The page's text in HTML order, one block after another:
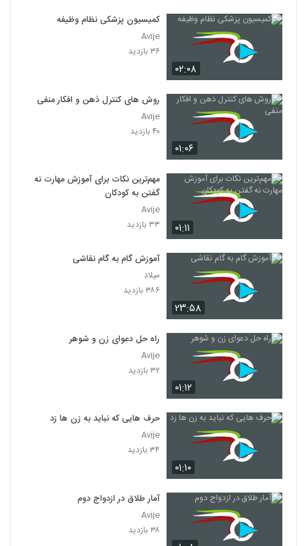
۰۲:۰۸
کمیسیون پزشکی نظام وظیفه
Avije
۳۶ بازدید
۰۱:۰۶
روش های کنترل ذهن و افکار منفی
Avije
۴۰ بازدید
۰۱:۱۱
مهم‌ترین نکات برای آموزش مهارت نه
گفتن به کودکان
Avije
۳۳ بازدید
۲۳:۵۸
آموزش گام به گام نقاشی
میلاد
۳۸۶ بازدید
۰۱:۱۲
راه حل دعوای زن و شوهر
Avije
۳۲ بازدید
۰۱:۱۰
حرف هایی که نباید به زن ها زد
Avije
۳۴ بازدید
آمار طلاق در ازدواج دوم
Avije
۳۸ بازدید